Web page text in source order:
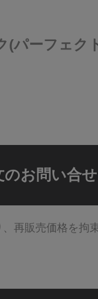
(パーフェク
のお問い合せ
再販売価格を拘